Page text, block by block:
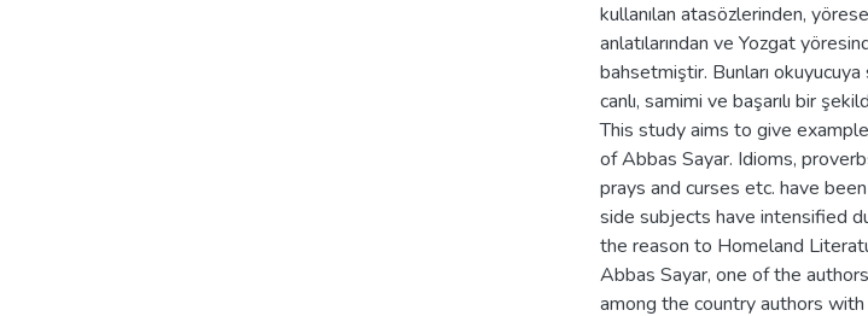
kullanılan atasözlerinden,
anlatılarından ve Yozgat
bahsetmiştir. Bunları okuyucuya
canlı, samimi ve başarılı bir
This study aims to give
of Abbas Sayar. Idioms,
prays and curses etc. have
side subjects have intensified
the reason to Homeland
Abbas Sayar, one of the
among the country authors with